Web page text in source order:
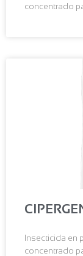
concentrado
Insecticida en
concentrado